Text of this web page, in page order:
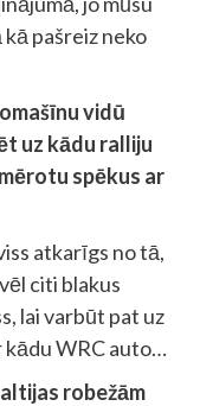
pašreiz neko
vidū
uz kādu ralliju
spēkus ar
atkarīgs no tā,
citi blakus
lai varbūt pat uz
kādu WRC auto…
robežām